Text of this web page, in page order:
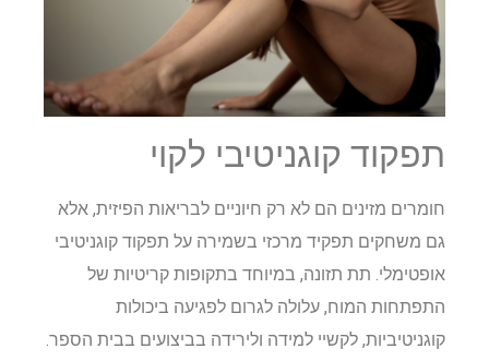
תפקוד קוגניטיבי לקוי
חומרים מזינים הם לא רק חיוניים לבריאות הפיזית, אלא
גם משחקים תפקיד מרכזי בשמירה על תפקוד קוגניטיבי
אופטימלי. תת תזונה, במיוחד בתקופות קריטיות של
התפתחות המוח, עלולה לגרום לפגיעה ביכולות
קוגניטיביות, לקשיי למידה ולירידה בביצועים בבית הספר.